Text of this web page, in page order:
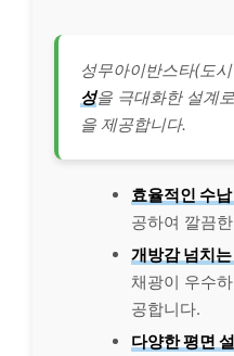
성무아이반스타(도
성을 극대화한 설계로
을 제공합니다.
효율적인 수
공하여 깔끔
개방감 넘치
채광이 우수
공합니다.
다양한 평면